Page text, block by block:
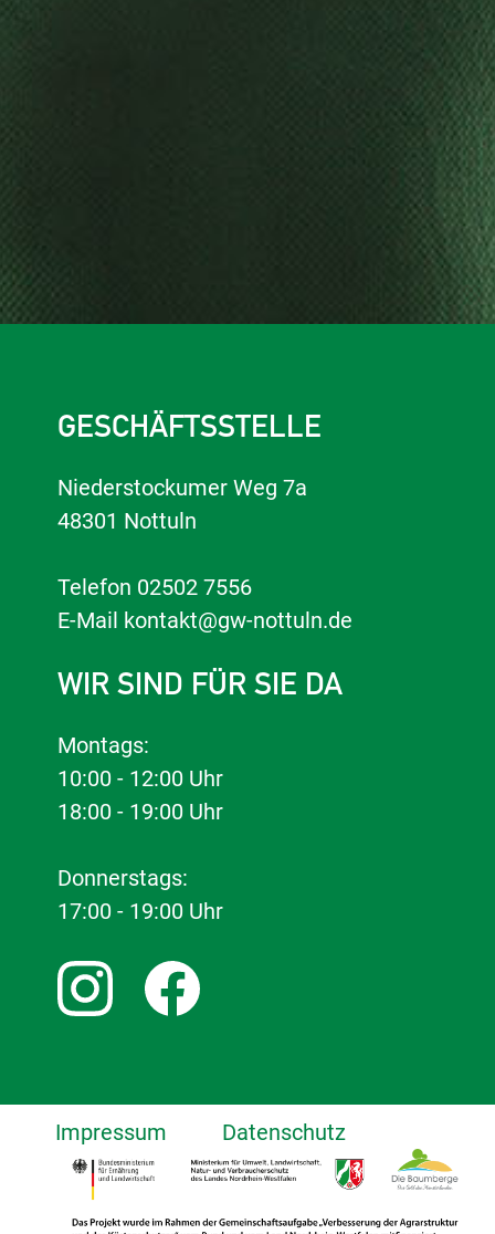
GESCHÄFTSSTELLE
Niederstockumer Weg 7a
48301 Nottuln
Telefon 02502 7556
E-Mail kontakt@gw-nottuln.de
WIR SIND FÜR SIE DA
Montags:
10:00 - 12:00 Uhr
18:00 - 19:00 Uhr
Donnerstags:
17:00 - 19:00 Uhr
Impressum Datenschutz